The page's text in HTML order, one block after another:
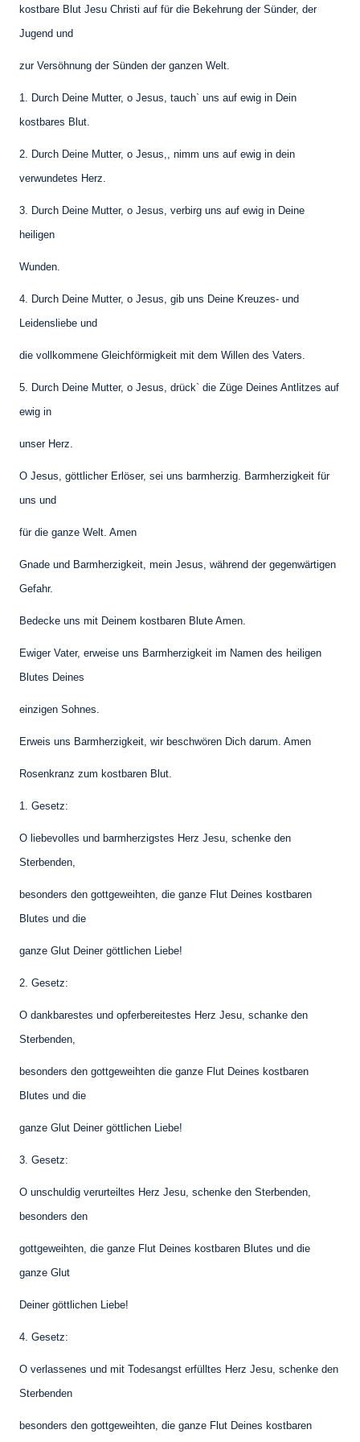
kostbare Blut Jesu Christi auf für die Bekehrung der Sünder, der
Jugend und
zur Versöhnung der Sünden der ganzen Welt.
1. Durch Deine Mutter, o Jesus, tauch` uns auf ewig in Dein
kostbares Blut.
2. Durch Deine Mutter, o Jesus,, nimm uns auf ewig in dein
verwundetes Herz.
3. Durch Deine Mutter, o Jesus, verbirg uns auf ewig in Deine
heiligen
Wunden.
4. Durch Deine Mutter, o Jesus, gib uns Deine Kreuzes- und
Leidensliebe und
die vollkommene Gleichförmigkeit mit dem Willen des Vaters.
5. Durch Deine Mutter, o Jesus, drück` die Züge Deines Antlitzes auf
ewig in
unser Herz.
O Jesus, göttlicher Erlöser, sei uns barmherzig. Barmherzigkeit für
uns und
für die ganze Welt. Amen
Gnade und Barmherzigkeit, mein Jesus, während der gegenwärtigen
Gefahr.
Bedecke uns mit Deinem kostbaren Blute Amen.
Ewiger Vater, erweise uns Barmherzigkeit im Namen des heiligen
Blutes Deines
einzigen Sohnes.
Erweis uns Barmherzigkeit, wir beschwören Dich darum. Amen
Rosenkranz zum kostbaren Blut.
1. Gesetz:
O liebevolles und barmherzigstes Herz Jesu, schenke den
Sterbenden,
besonders den gottgeweihten, die ganze Flut Deines kostbaren
Blutes und die
ganze Glut Deiner göttlichen Liebe!
2. Gesetz:
O dankbarestes und opferbereitestes Herz Jesu, schanke den
Sterbenden,
besonders den gottgeweihten die ganze Flut Deines kostbaren
Blutes und die
ganze Glut Deiner göttlichen Liebe!
3. Gesetz:
O unschuldig verurteiltes Herz Jesu, schenke den Sterbenden,
besonders den
gottgeweihten, die ganze Flut Deines kostbaren Blutes und die
ganze Glut
Deiner göttlichen Liebe!
4. Gesetz:
O verlassenes und mit Todesangst erfülltes Herz Jesu, schenke den
Sterbenden
besonders den gottgeweihten, die ganze Flut Deines kostbaren